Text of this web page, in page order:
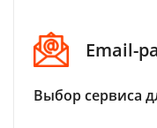
Email-
Выбор сервиса